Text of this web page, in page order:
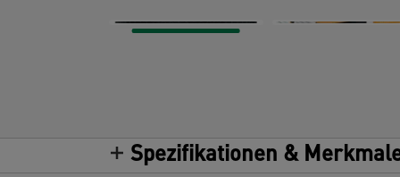
Spezifikationen &